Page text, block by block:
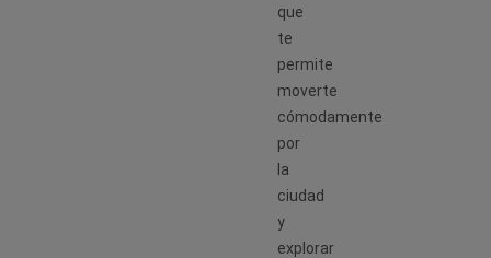
que
te
permite
moverte
cómodamente
por
la
ciudad
y
explorar